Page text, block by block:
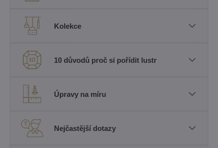
Kolekce
10 důvodů proč si pořídit lustr
Úpravy na míru
Nejčastější dotazy